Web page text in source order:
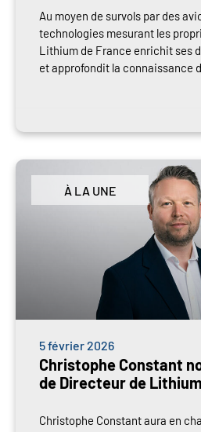
Au moyen de survols par des
technologies mesurant les
Lithium de France enrichit ses
et approfondit la connaissance
À LA UNE
5 février 2026
Christophe Constant
de Directeur de
Christophe Constant aura en